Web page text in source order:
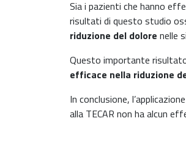
Sia i pazienti che hanno
risultati di questo studio
riduzione del dolore nelle
Questo importante
efficace nella riduzione
In conclusione,
alla TECAR non ha alcun